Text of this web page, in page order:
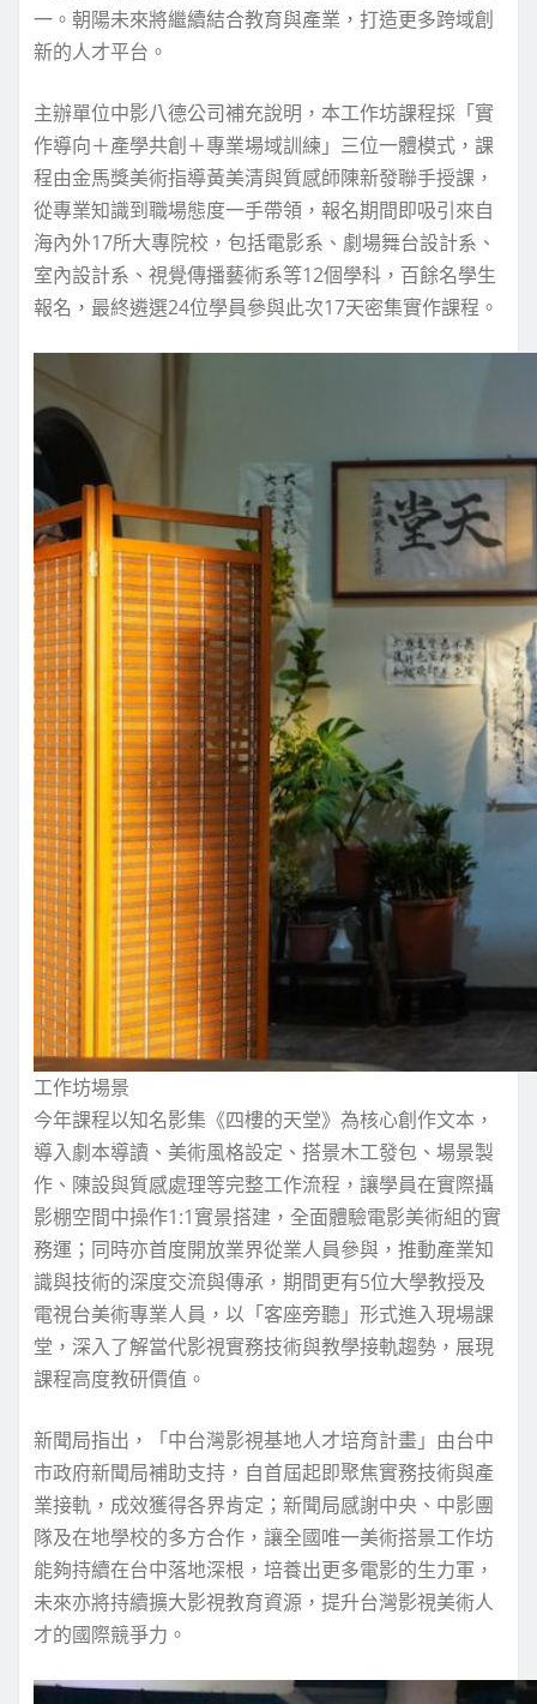
一。朝陽未來將繼續結合教育與產業，打造更多跨域創
新的人才平台。
主辦單位中影八德公司補充說明，本工作坊課程採「實
作導向＋產學共創＋專業場域訓練」三位一體模式，課
程由金馬獎美術指導黃美清與質感師陳新發聯手授課，
從專業知識到職場態度一手帶領，報名期間即吸引來自
海內外17所大專院校，包括電影系、劇場舞台設計系、
室內設計系、視覺傳播藝術系等12個學科，百餘名學生
報名，最終遴選24位學員參與此次17天密集實作課程。
工作坊場景
今年課程以知名影集《四樓的天堂》為核心創作文本，
導入劇本導讀、美術風格設定、搭景木工發包、場景製
作、陳設與質感處理等完整工作流程，讓學員在實際攝
影棚空間中操作1:1實景搭建，全面體驗電影美術組的實
務運；同時亦首度開放業界從業人員參與，推動產業知
識與技術的深度交流與傳承，期間更有5位大學教授及
電視台美術專業人員，以「客座旁聽」形式進入現場課
堂，深入了解當代影視實務技術與教學接軌趨勢，展現
課程高度教研價值。
新聞局指出，「中台灣影視基地人才培育計畫」由台中
市政府新聞局補助支持，自首屆起即聚焦實務技術與產
業接軌，成效獲得各界肯定；新聞局感謝中央、中影團
隊及在地學校的多方合作，讓全國唯一美術搭景工作坊
能夠持續在台中落地深根，培養出更多電影的生力軍，
未來亦將持續擴大影視教育資源，提升台灣影視美術人
才的國際競爭力。